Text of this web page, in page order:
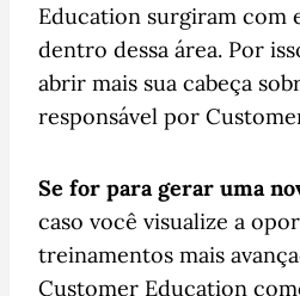
Education surgiram com
dentro dessa área. Por
abrir mais sua cabeça
responsável por
Se for para gerar uma
caso você visualize a
treinamentos mais
Customer Education